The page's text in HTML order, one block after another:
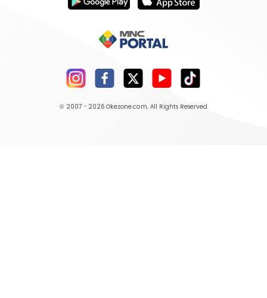
© 2007 - 2026 Okezone.com, All Rights Reserved